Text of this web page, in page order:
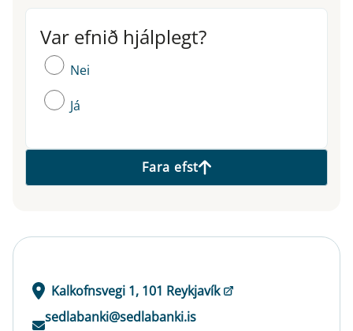
Var efnið hjálplegt?
Var efnið hjálplegt?
Nei
Já
Fara efst
Kalkofnsvegi 1, 101 Reykjavík
sedlabanki@sedlabanki.is